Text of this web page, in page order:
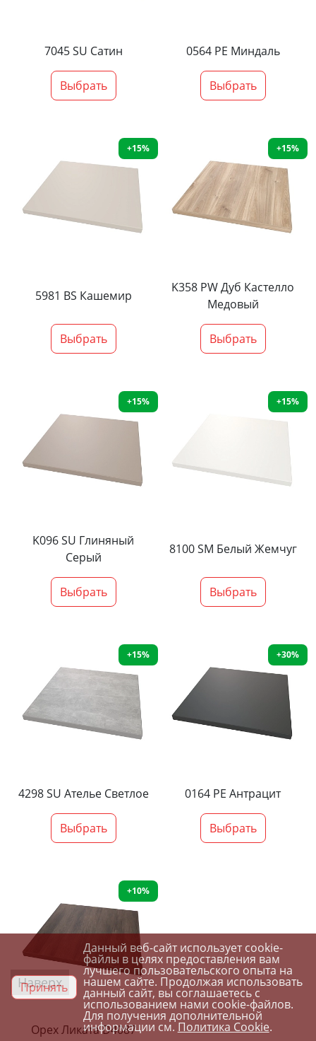
7045 SU Сатин
Выбрать
0564 PE Миндаль
Выбрать
+15%
5981 BS Кашемир
Выбрать
+15%
K358 PW Дуб Кастелло
Медовый
Выбрать
+15%
K096 SU Глиняный
Серый
Выбрать
+15%
8100 SM Белый Жемчуг
Выбрать
+15%
4298 SU Ателье Светлое
Выбрать
+30%
0164 PE Антрацит
Выбрать
+10%
Орех Ликата D4087
Наверх
Принять
Данный веб-сайт использует cookie-
файлы в целях предоставления вам
лучшего пользовательского опыта на
нашем сайте. Продолжая использовать
данный сайт, вы соглашаетесь с
использованием нами cookie-файлов.
Для получения дополнительной
информации см.Политика Cookie.